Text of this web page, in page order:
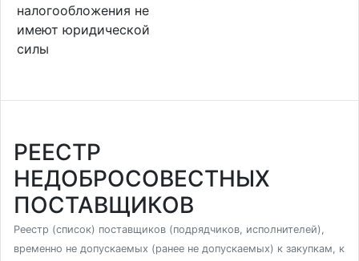
налогообложения не
имеют юридической
силы
РЕЕСТР
НЕДОБРОСОВЕСТНЫХ
ПОСТАВЩИКОВ
Реестр (список) поставщиков (подрядчиков, исполнителей),
временно не допускаемых (ранее не допускаемых) к закупкам, к